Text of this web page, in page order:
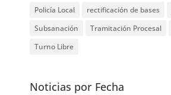
Policía Local
rectificación de bases
Subsanación
Tramitación Procesal
Turno Libre
Noticias por Fecha